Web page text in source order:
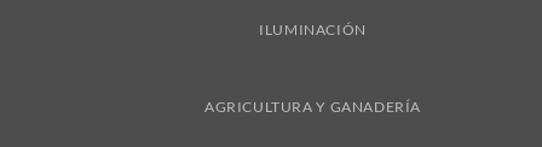
ILUMINACIÓN
AGRICULTURA Y GANADERÍA